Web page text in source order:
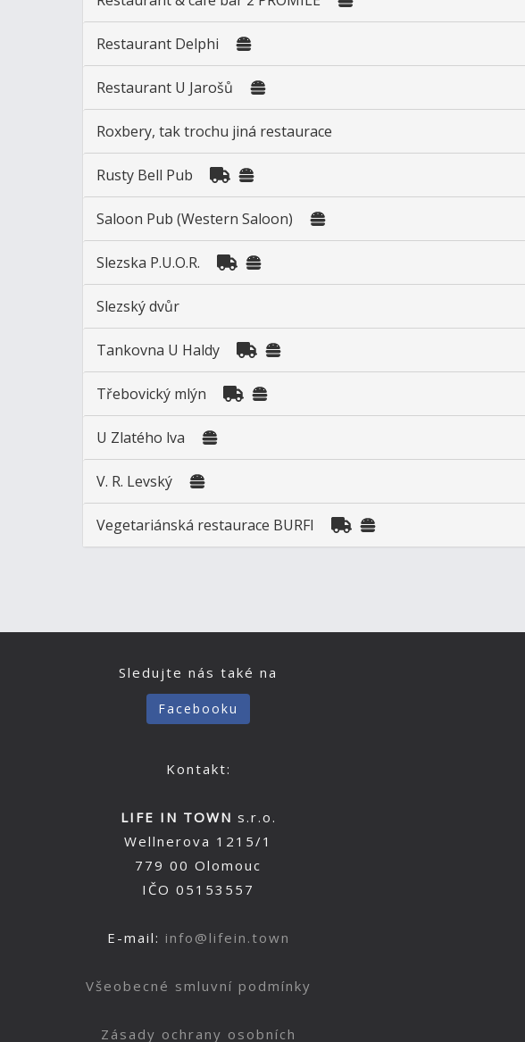
Restaurant Delphi
Restaurant U Jarošů
Roxbery, tak trochu jiná restaurace
Rusty Bell Pub
Saloon Pub (Western Saloon)
Slezska P.U.O.R.
Slezský dvůr
Tankovna U Haldy
Třebovický mlýn
U Zlatého lva
V. R. Levský
Vegetariánská restaurace BURFI
Sledujte nás také na
Facebooku
Kontakt:
LIFE IN TOWN s.r.o.
Wellnerova 1215/1
779 00 Olomouc
IČO 05153557
E-mail: info@lifein.town
Všeobecné smluvní podmínky
Zásady ochrany osobních